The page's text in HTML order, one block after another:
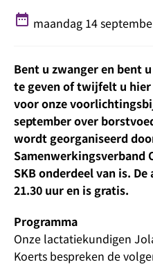
date_range maandag 14
Bent u zwanger en bent
te geven of twijfelt u hier
voor onze
september over
wordt georganiseerd
Samenwerkingsverband
SKB onderdeel van is.
21.30 uur en is gratis.
Programma
Onze lactatiekundigen
Koerts bespreken de